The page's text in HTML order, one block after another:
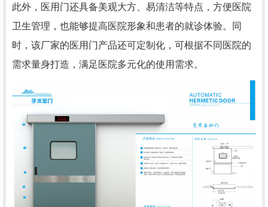
此外，医用门还具备美观大方、易清洁等特点，方便医院
卫生管理，也能够提高医院形象和患者的就诊体验。同
时，该厂家的医用门产品还可定制化，可根据不同医院的
需求量身打造，满足医院多元化的使用需求。